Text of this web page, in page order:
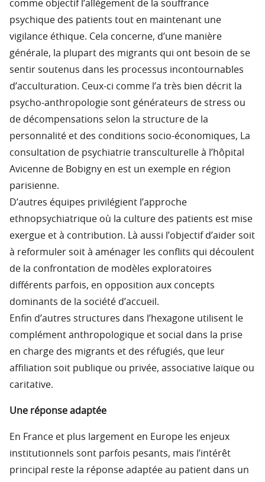
comme objectif l’allégement de la souffrance
psychique des patients tout en maintenant une
vigilance éthique. Cela concerne, d’une manière
générale, la plupart des migrants qui ont besoin de se
sentir soutenus dans les processus incontournables
d’acculturation. Ceux-ci comme l’a très bien décrit la
psycho-anthropologie sont générateurs de stress ou
de décompensations selon la structure de la
personnalité et des conditions socio-économiques, La
consultation de psychiatrie transculturelle à l’hôpital
Avicenne de Bobigny en est un exemple en région
parisienne.
D’autres équipes privilégient l’approche
ethnopsychiatrique où la culture des patients est mise
exergue et à contribution. Là aussi l’objectif d’aider soit
à reformuler soit à aménager les conflits qui découlent
de la confrontation de modèles exploratoires
différents parfois, en opposition aux concepts
dominants de la société d’accueil.
Enfin d’autres structures dans l’hexagone utilisent le
complément anthropologique et social dans la prise
en charge des migrants et des réfugiés, que leur
affiliation soit publique ou privée, associative laïque ou
caritative.
Une réponse adaptée
En France et plus largement en Europe les enjeux
institutionnels sont parfois pesants, mais l’intérêt
principal reste la réponse adaptée au patient dans un